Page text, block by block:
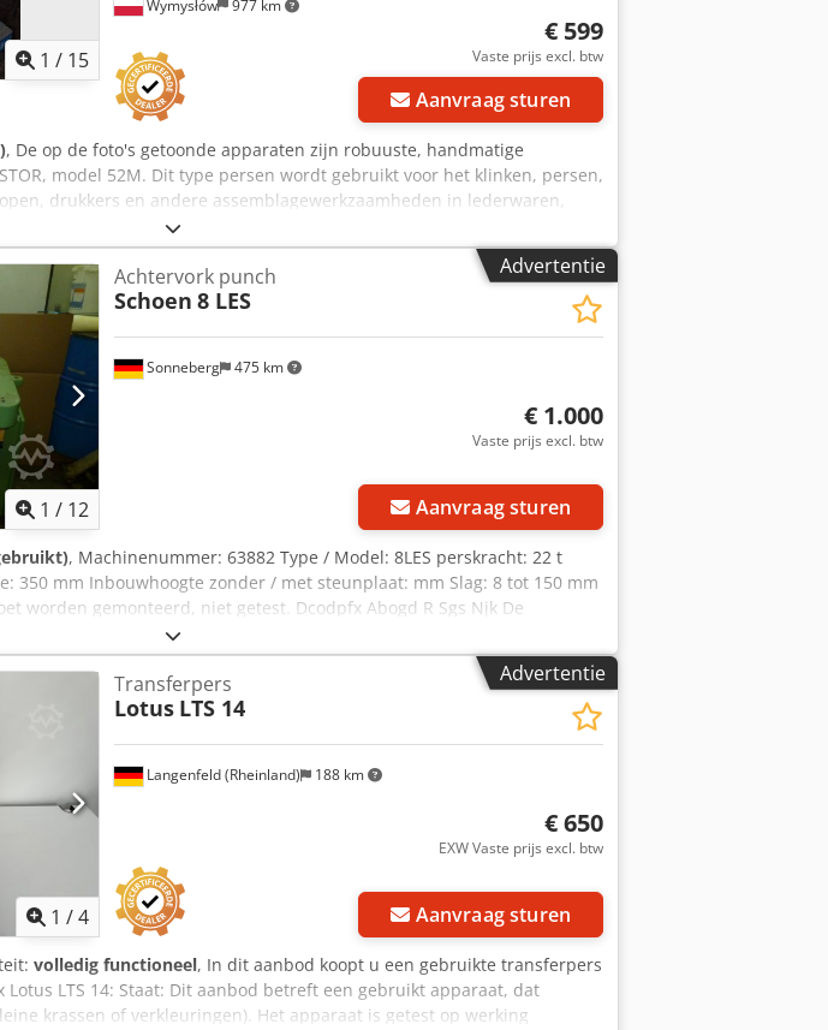
1 / 15
Wymysłów 977 km
€ 599
Vaste prijs excl. btw
Aanvraag sturen
, De op de foto's getoonde apparaten zijn robuuste, handmatige
model 52M. Dit type persen wordt gebruikt voor het klinken, persen,
drukkers en andere assemblagewerkzaamheden in lederwaren,
Beschrijving Fabrikant: ASTOR Model: 52M Aantal: 2 stuks
Massieve gietijzeren constructie Dcedszgtz Sopfx Ab Njk
te monteren Stabiele basis om op een tafel te bevestigen
Ideaal voor lederwaren-, schoenmakerij- en stoffeerderijen
Advertentie
1 / 12
Sonneberg 475 km
Achtervork punch
Schoen 8 LES
€ 1.000
Vaste prijs excl. btw
Aanvraag sturen
, Machinenummer: 63882 Type / Model: 8LES perskracht: 22 t
350 mm Inbouwhoogte zonder / met steunplaat: mm Slag: 8 tot 150 mm
worden gemonteerd, niet getest. Dcodpfx Abogd R Sgs Njk De
kapot. Er is een reserveonderdeel gemaakt - zie ook de foto's. Prijs as-
Advertentie
1 /4
Langenfeld (Rheinland) 188 km
Transferpers
Lotus LTS 14
€ 650
EXW Vaste prijs excl. btw
Aanvraag sturen
volledig functioneel, In dit aanbod koopt u een gebruikte transferpers
Lotus LTS 14: Staat: Dit aanbod betreft een gebruikt apparaat, dat
krassen of verkleuringen). Het apparaat is getest op werking